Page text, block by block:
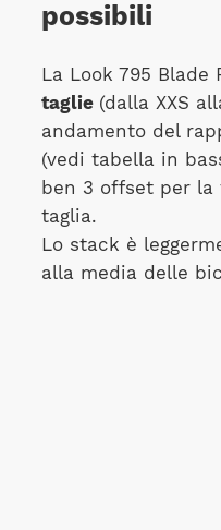
possibili
La Look 795 Blade
taglie (dalla XXS
andamento del
(vedi tabella in
ben 3 offset per
taglia.
Lo stack è
alla media delle